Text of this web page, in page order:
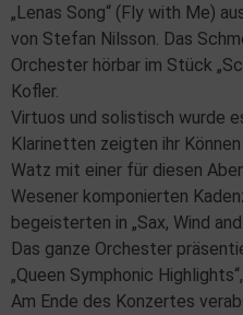
„Lenas Song“ (Fly with Me)
von Stefan Nilsson. Das
Orchester hörbar im Stück
Kofler.
Virtuos und solistisch wurde
Klarinetten zeigten ihr Können
Watz mit einer für diesen
Wesener komponierten
begeisterten in „Sax, Wind
Das ganze Orchester
„Queen Symphonic
Am Ende des Konzertes